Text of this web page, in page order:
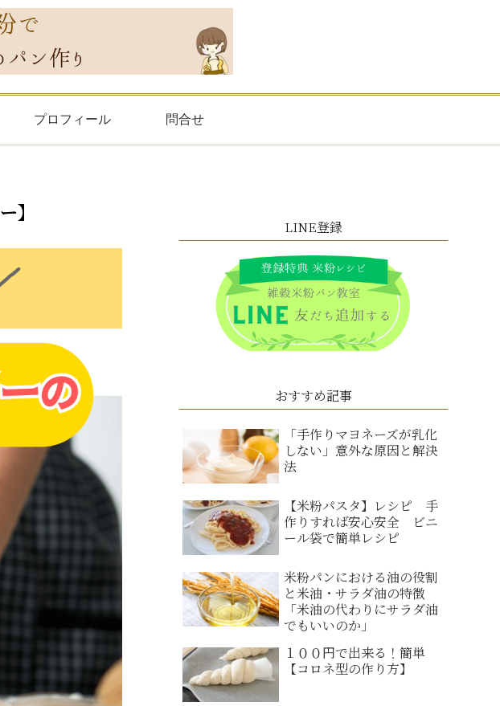
プロフィール 問合せ
】
LINE登録
おすすめ記事
「手作りマヨネーズが乳化
しない」意外な原因と解決
法
【米粉パスタ】レシピ 手
作りすれば安心安全 ビニ
ール袋で簡単レシピ
米粉パンにおける油の役割
と米油・サラダ油の特徴
「米油の代わりにサラダ油
でもいいのか」
１００円で出来る！簡単
【コロネ型の作り方】